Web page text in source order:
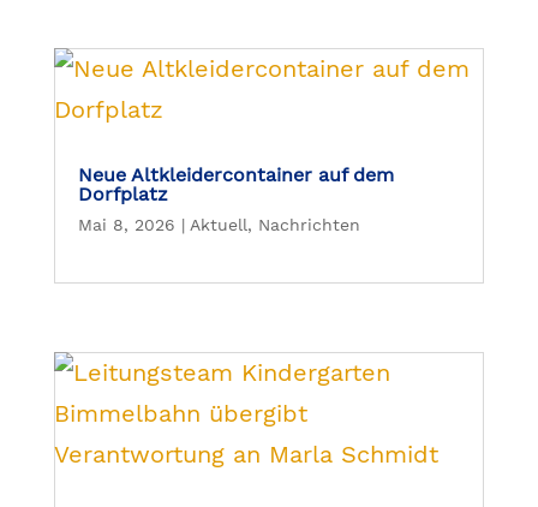
Neue Altkleidercontainer auf dem
Dorfplatz
Mai 8, 2026 | Aktuell, Nachrichten